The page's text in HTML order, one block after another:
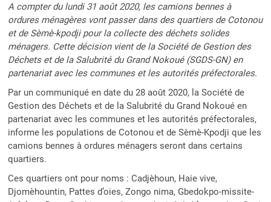
A compter du lundi 31 août 2020, les camions bennes à
ordures ménagères vont passer dans des quartiers de Cotonou
et de Sèmè-kpodji pour la collecte des déchets solides
ménagers. Cette décision vient de la Société de Gestion des
Déchets et de la Salubrité du Grand Nokoué (SGDS-GN) en
partenariat avec les communes et les autorités préfectorales.
Par un communiqué en date du 28 août 2020, la Société de
Gestion des Déchets et de la Salubrité du Grand Nokoué en
partenariat avec les communes et les autorités préfectorales,
informe les populations de Cotonou et de Sèmè-Kpodji que les
camions bennes à ordures ménagers seront dans certains
quartiers.
Ces quartiers ont pour noms : Cadjèhoun, Haie vive,
Djomèhountin, Pattes d’oies, Zongo nima, Gbedokpo-missite-